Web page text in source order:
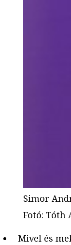
Simor
Fotó: Tóth
Mivel és